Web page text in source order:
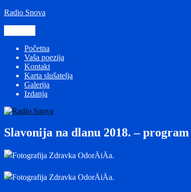
Preskoči
Radio Snova
Početna
Vaša poezija
Kontakt
Karta slušatelja
Galerija
Izdanja
Slavonija na dlanu 2018. –